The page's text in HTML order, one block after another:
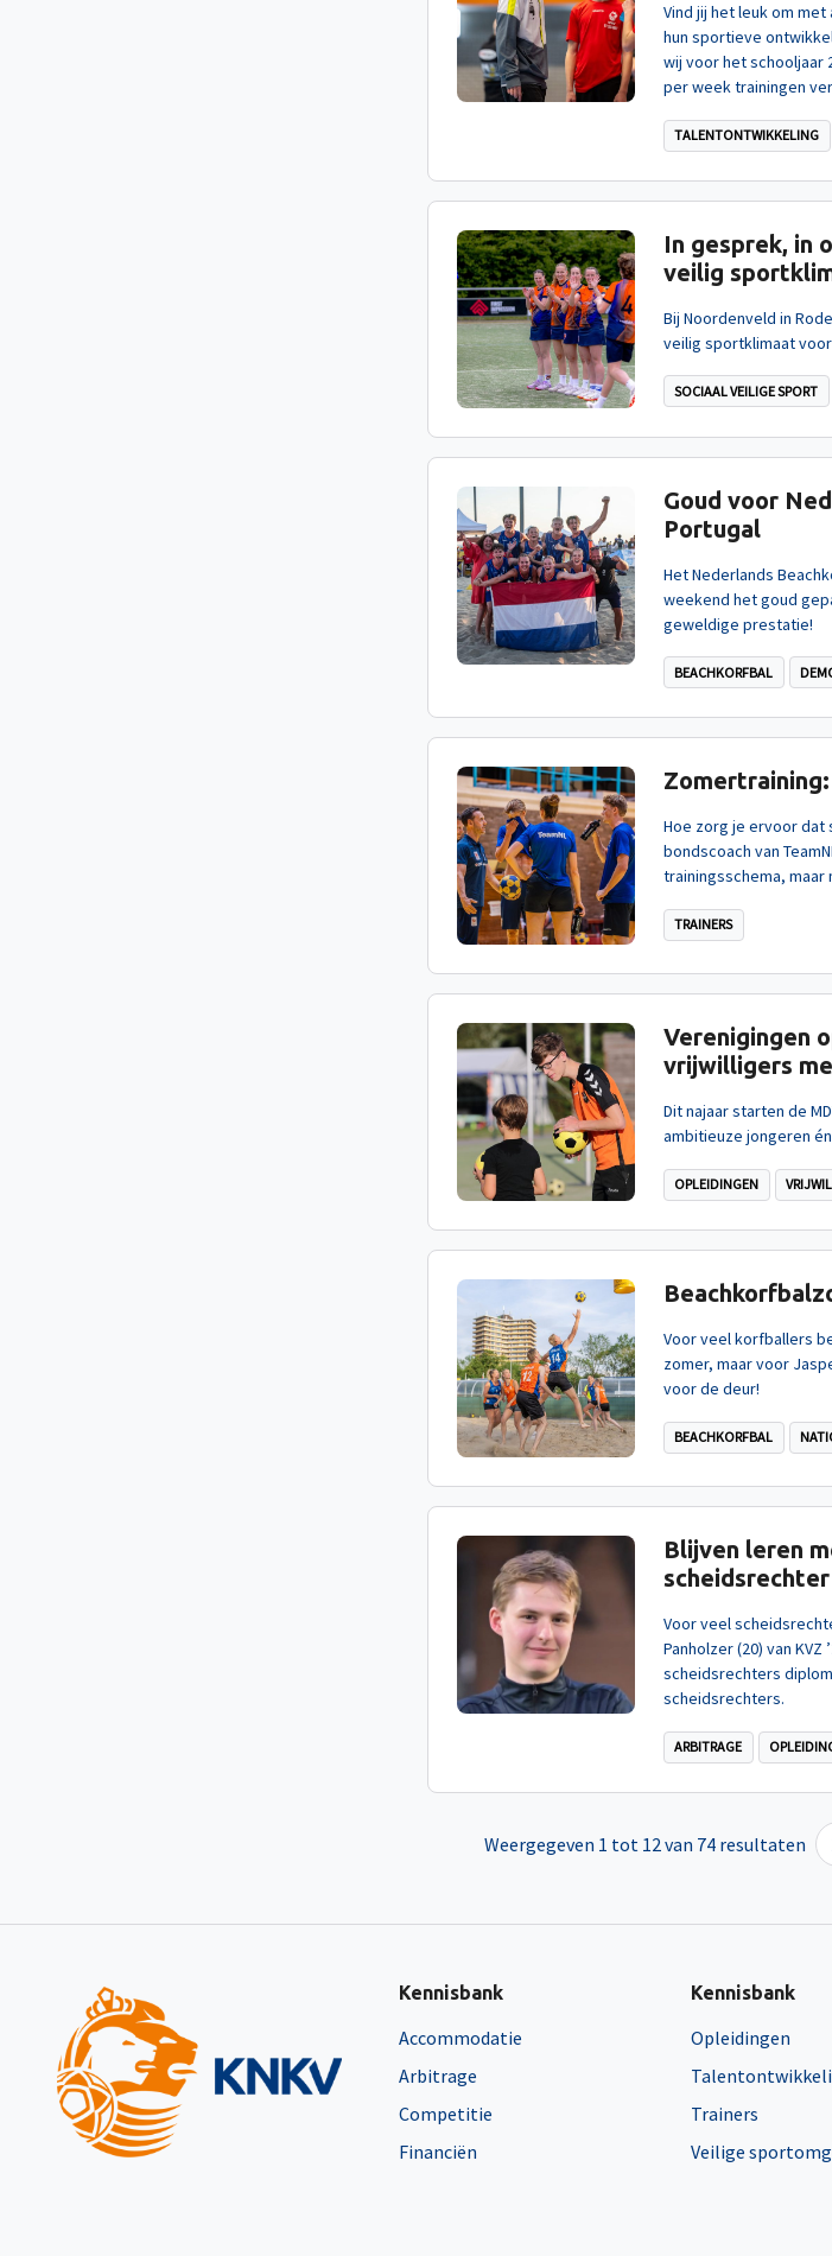
Vind jij het leuk om
hun sportieve
wij voor het schooljaar
per week trainingen
TALENTONTWIKKELING
In gesprek, in
veilig
Bij Noordenveld in
veilig sportklimaat voor
SOCIAAL VEILIGE SPORT
Goud voor
Portugal
Het Nederlands
weekend het goud
geweldige prestatie!
BEACHKORFBAL
Hoe zorg je ervoor dat
bondscoach van
trainingsschema, maar
TRAINERS
Verenigingen
vrijwilligers
Dit najaar starten de
ambitieuze jongeren
OPLEIDINGEN
Voor veel korfballers
zomer, maar voor
voor de deur!
BEACHKORFBAL
Blijven leren
scheidsrechter
Voor veel
Panholzer (20) van KVZ
scheidsrechters
scheidsrechters.
ARBITRAGE
Weergegeven 1 tot 12 van 74 resultaten
Kennisbank
Accommodatie
Arbitrage
Competitie
Financiën
Kennisbank
Opleidingen
Trainers
Veilige